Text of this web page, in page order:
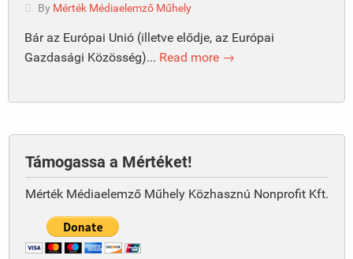
By Mérték Médiaelemző Műhely
Bár az Európai Unió (illetve elődje, az Európai
Gazdasági Közösség)... Read more →
Támogassa a Mértéket!
Mérték Médiaelemző Műhely Közhasznú Nonprofit Kft.